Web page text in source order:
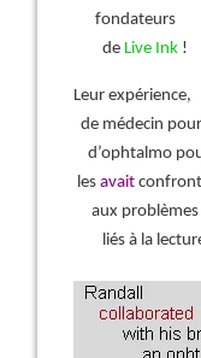
fondateurs
de Live Ink !
Leur expérience,
de médecin
d’ophtalmo
les avait
aux problèmes
liés à la lecture